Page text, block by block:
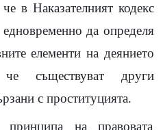
в Наказателният кодекс
да определя
елементи на деянието
съществуват други
с проституцията.
на правовата